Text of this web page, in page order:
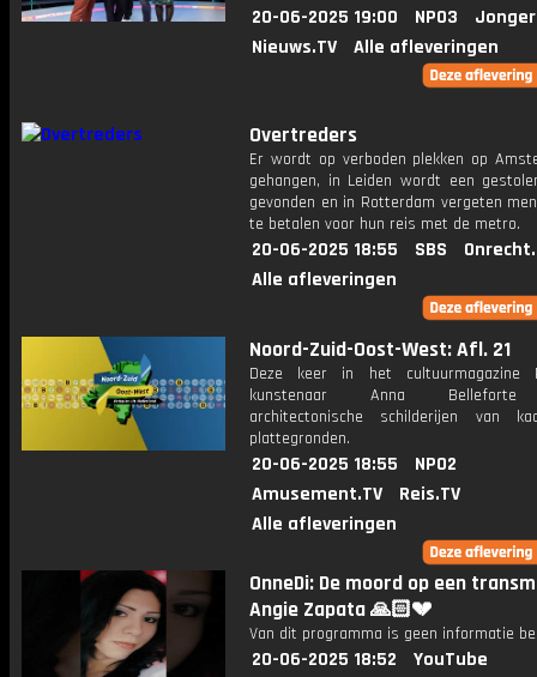
20-06-2025 19:00 NPO3
Nieuws.TV
Alle afleveringen
Overtreders
Er wordt op verboden plekken op
gehangen, in Leiden wordt een
gevonden en in Rotterdam vergeten
te betalen voor hun reis met de metro.
20-06-2025 18:55 SBS
Alle afleveringen
Noord-Zuid-Oost-West: Afl. 21
Deze keer in het cultuurmagazine
kunstenaar Anna
architectonische schilderijen van
plattegronden.
20-06-2025 18:55
NPO2
Amusement.TV
Reis.TV
Alle afleveringen
OnneDi: De moord op een
Angie Zapata 🙏🏻💔
Van dit programma is geen informatie
20-06-2025 18:52 YouTube